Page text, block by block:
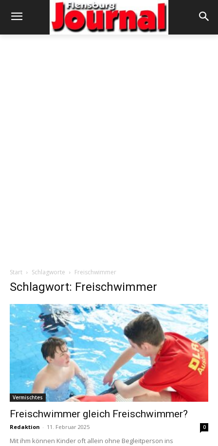
Start Schlagworte Freischwimmer
Schlagwort: Freischwimmer
Vermischtes
Freischwimmer gleich Freischwimmer?
Redaktion - 11. Februar 2025 0
Mit ihm können Kinder oft allein ohne Begleitperson ins